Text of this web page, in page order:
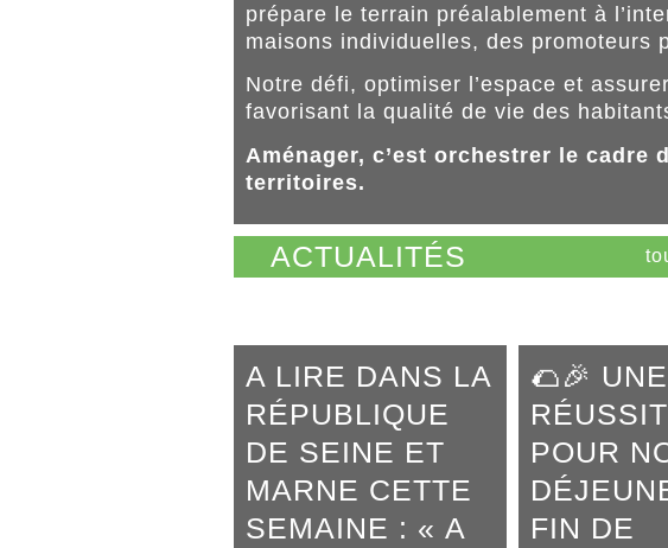
prépare le terrain préalablement à
maisons individuelles, des promoteurs
Notre défi, optimiser l’espace et
favorisant la qualité de vie des
Aménager, c’est orchestrer le cadre
territoires.
ACTUALITÉS
A LIRE DANS LA
RÉPUBLIQUE
DE SEINE ET
MARNE CETTE
SEMAINE : « A
🌮🎉
POUR
FIN DE